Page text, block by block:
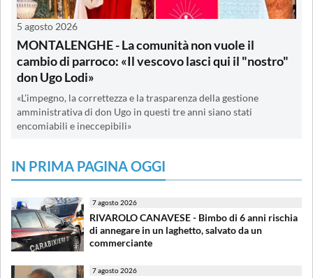
5 agosto 2026
MONTALENGHE - La comunità non vuole il
cambio di parroco: «Il vescovo lasci qui il "nostro"
don Ugo Lodi»
«L'impegno, la correttezza e la trasparenza della gestione
amministrativa di don Ugo in questi tre anni siano stati
encomiabili e ineccepibili»
IN PRIMA PAGINA OGGI
7 agosto 2026
RIVAROLO CANAVESE - Bimbo di 6 anni rischia
di annegare in un laghetto, salvato da un
commerciante
7 agosto 2026